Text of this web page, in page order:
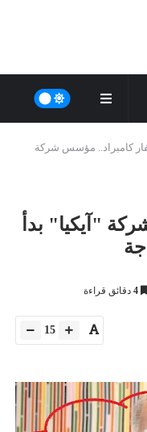
كامبراد.. مؤسس شركة
"آيكيا" بدأ
4 دقائق قراءة
15